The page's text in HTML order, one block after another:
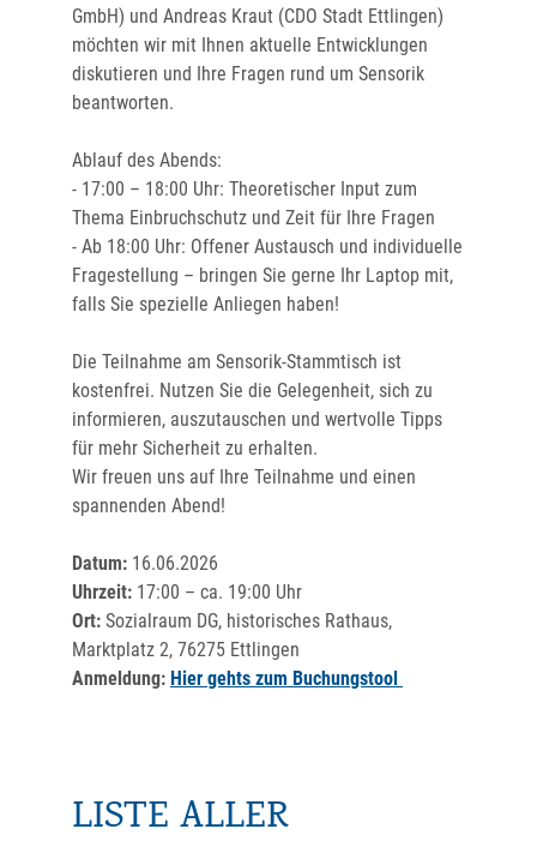
GmbH) und Andreas Kraut (CDO Stadt Ettlingen)
möchten wir mit Ihnen aktuelle Entwicklungen
diskutieren und Ihre Fragen rund um Sensorik
beantworten.
Ablauf des Abends:
- 17:00 – 18:00 Uhr: Theoretischer Input zum
Thema Einbruchschutz und Zeit für Ihre Fragen
- Ab 18:00 Uhr: Offener Austausch und individuelle
Fragestellung – bringen Sie gerne Ihr Laptop mit,
falls Sie spezielle Anliegen haben!
Die Teilnahme am Sensorik-Stammtisch ist
kostenfrei. Nutzen Sie die Gelegenheit, sich zu
informieren, auszutauschen und wertvolle Tipps
für mehr Sicherheit zu erhalten.
Wir freuen uns auf Ihre Teilnahme und einen
spannenden Abend!
Datum: 16.06.2026
Uhrzeit: 17:00 – ca. 19:00 Uhr
Ort: Sozialraum DG, historisches Rathaus,
Marktplatz 2, 76275 Ettlingen
Anmeldung: Hier gehts zum Buchungstool
LISTE ALLER